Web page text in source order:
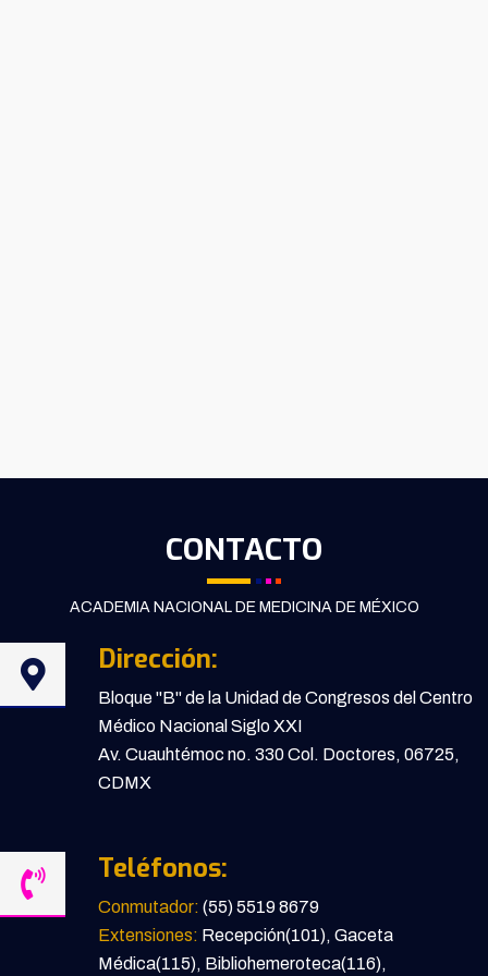
CONTACTO
ACADEMIA NACIONAL DE MEDICINA DE MÉXICO
Dirección:
Bloque "B" de la Unidad de Congresos del Centro
Médico Nacional Siglo XXI
Av. Cuauhtémoc no. 330 Col. Doctores, 06725,
CDMX
Teléfonos:
Conmutador: (55) 5519 8679
Extensiones: Recepción(101), Gaceta
Médica(115), Bibliohemeroteca(116),